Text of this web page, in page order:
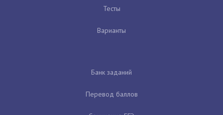
Тесты
Варианты
Банк заданий
Перевод баллов